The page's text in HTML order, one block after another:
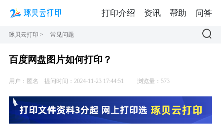
琢贝云打印 > 常见问题
百度网盘图片如何打印？
用户：匿名 提问时间：2024-11-23 17:44:51 浏览量：573
打印介绍 资讯 帮助 问答